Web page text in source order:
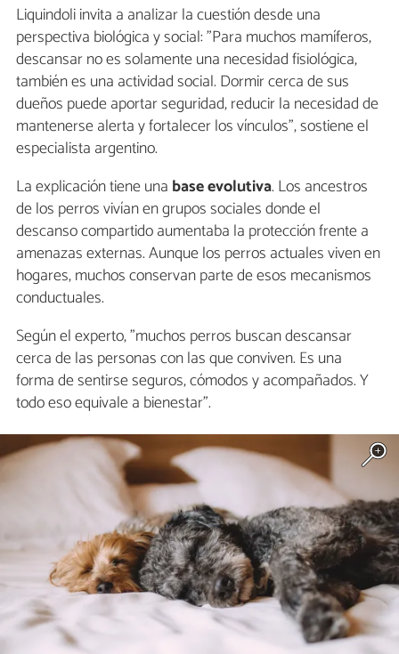
Liquindoli invita a analizar la cuestión desde una
perspectiva biológica y social: "Para muchos mamíferos,
descansar no es solamente una necesidad fisiológica,
también es una actividad social. Dormir cerca de sus
dueños puede aportar seguridad, reducir la necesidad de
mantenerse alerta y fortalecer los vínculos", sostiene el
especialista argentino.
La explicación tiene una base evolutiva. Los ancestros
de los perros vivían en grupos sociales donde el
descanso compartido aumentaba la protección frente a
amenazas externas. Aunque los perros actuales viven en
hogares, muchos conservan parte de esos mecanismos
conductuales.
Según el experto, "muchos perros buscan descansar
cerca de las personas con las que conviven. Es una
forma de sentirse seguros, cómodos y acompañados. Y
todo eso equivale a bienestar".